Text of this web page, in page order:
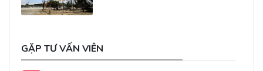
GẶP TƯ VẤN VIÊN